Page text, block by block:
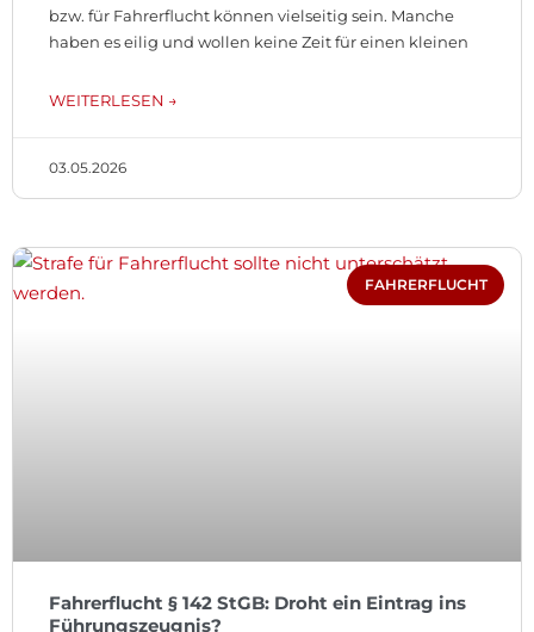
bzw. für Fahrerflucht können vielseitig sein. Manche
haben es eilig und wollen keine Zeit für einen kleinen
WEITERLESEN →
03.05.2026
FAHRERFLUCHT
Fahrerflucht § 142 StGB: Droht ein Eintrag ins
Führungszeugnis?